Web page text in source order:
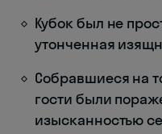
Кубок был не
утонченная
Собравшиеся на
гости были
изысканностью